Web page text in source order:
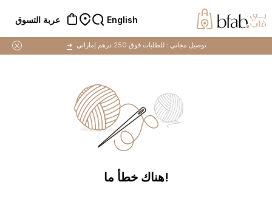
English عربة التسوق
توصيل مجاني : للطلبات فوق 250 درهم إماراتي ➜
!هناك خطأ ما